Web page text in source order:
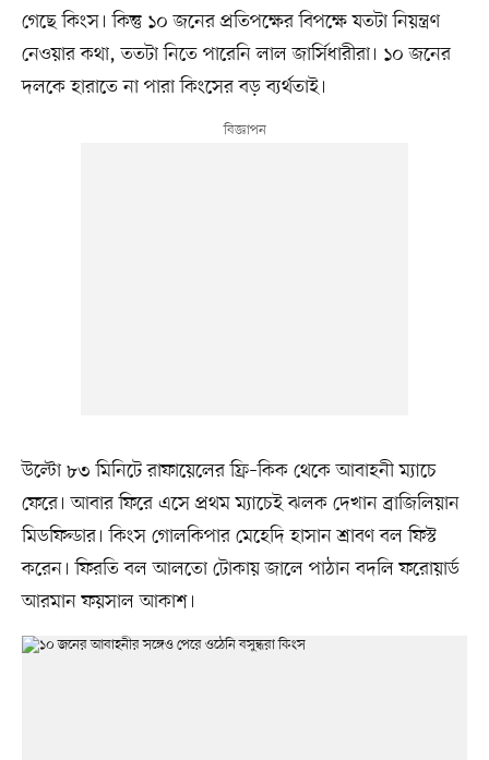
গেছে কিংস। কিন্তু ১০ জনের প্রতিপক্ষের বিপক্ষে যতটা নিয়ন্ত্রণ
নেওয়ার কথা, ততটা নিতে পারেনি লাল জার্সিধারীরা। ১০ জনের
দলকে হারাতে না পারা কিংসের বড় ব্যর্থতাই।
উল্টো ৮৩ মিনিটে রাফায়েলের ফ্রি–কিক থেকে আবাহনী ম্যাচে
ফেরে। আবার ফিরে এসে প্রথম ম্যাচেই ঝলক দেখান ব্রাজিলিয়ান
মিডফিল্ডার। কিংস গোলকিপার মেহেদি হাসান শ্রাবণ বল ফিস্ট
করেন। ফিরতি বল আলতো টোকায় জালে পাঠান বদলি ফরোয়ার্ড
আরমান ফয়সাল আকাশ।